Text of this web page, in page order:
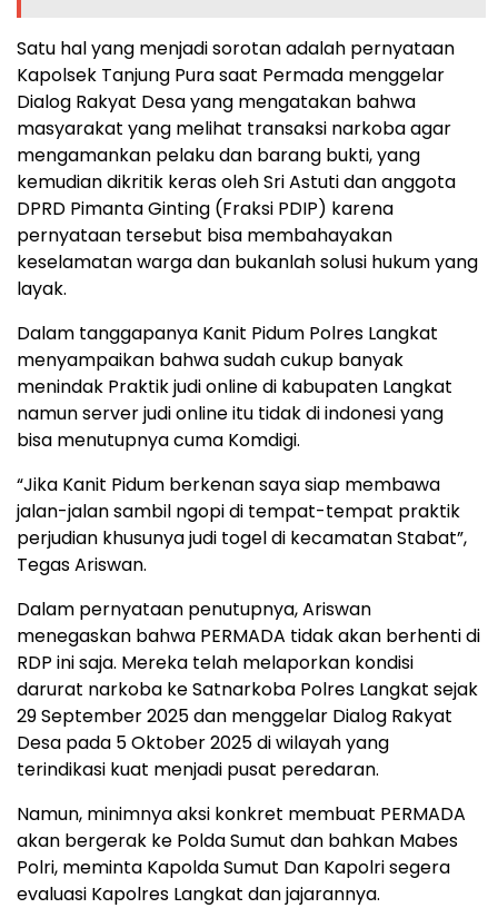
Satu hal yang menjadi sorotan adalah pernyataan
Kapolsek Tanjung Pura saat Permada menggelar
Dialog Rakyat Desa yang mengatakan bahwa
masyarakat yang melihat transaksi narkoba agar
mengamankan pelaku dan barang bukti, yang
kemudian dikritik keras oleh Sri Astuti dan anggota
DPRD Pimanta Ginting (Fraksi PDIP) karena
pernyataan tersebut bisa membahayakan
keselamatan warga dan bukanlah solusi hukum yang
layak.
Dalam tanggapanya Kanit Pidum Polres Langkat
menyampaikan bahwa sudah cukup banyak
menindak Praktik judi online di kabupaten Langkat
namun server judi online itu tidak di indonesi yang
bisa menutupnya cuma Komdigi.
“Jika Kanit Pidum berkenan saya siap membawa
jalan-jalan sambil ngopi di tempat-tempat praktik
perjudian khusunya judi togel di kecamatan Stabat”,
Tegas Ariswan.
Dalam pernyataan penutupnya, Ariswan
menegaskan bahwa PERMADA tidak akan berhenti di
RDP ini saja. Mereka telah melaporkan kondisi
darurat narkoba ke Satnarkoba Polres Langkat sejak
29 September 2025 dan menggelar Dialog Rakyat
Desa pada 5 Oktober 2025 di wilayah yang
terindikasi kuat menjadi pusat peredaran.
Namun, minimnya aksi konkret membuat PERMADA
akan bergerak ke Polda Sumut dan bahkan Mabes
Polri, meminta Kapolda Sumut Dan Kapolri segera
evaluasi Kapolres Langkat dan jajarannya.